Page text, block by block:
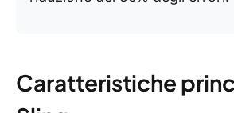
Caratteristiche